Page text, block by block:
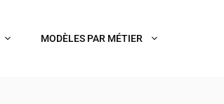
MODÈLES PAR MÉTIER